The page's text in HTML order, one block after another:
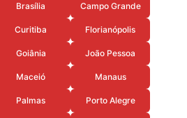
Brasília Campo Grande
Curitiba Florianópolis
Goiânia João Pessoa
Maceió Manaus
Palmas Porto Alegre